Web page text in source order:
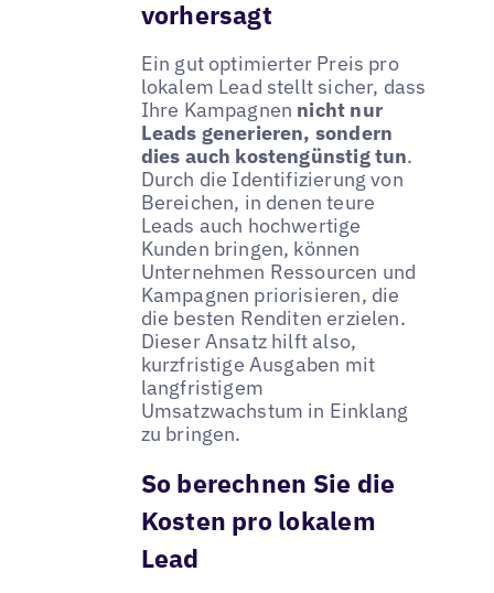
vorhersagt
Ein gut optimierter Preis pro
lokalem Lead stellt sicher, dass
Ihre Kampagnen nicht nur
Leads generieren, sondern
dies auch kostengünstig tun.
Durch die Identifizierung von
Bereichen, in denen teure
Leads auch hochwertige
Kunden bringen, können
Unternehmen Ressourcen und
Kampagnen priorisieren, die
die besten Renditen erzielen.
Dieser Ansatz hilft also,
kurzfristige Ausgaben mit
langfristigem
Umsatzwachstum in Einklang
zu bringen.
So berechnen Sie die
Kosten pro lokalem
Lead